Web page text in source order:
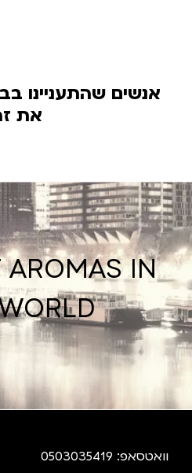
אנשים שהתעניינו
את
AROMAS IN
וואטסאפ: 0503035419